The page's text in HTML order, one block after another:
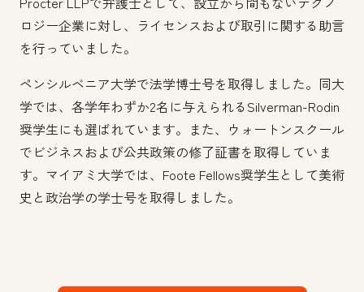
ロジー企業に対し、ライセンスおよび取引に関する助言
を行っていました。
ペンシルベニア大学で法学博士号を取得しました。同大
学では、各学年わずか2名に与えられるSilverman-Rodin
奨学生にも選ばれています。また、ウォートンスクール
でビジネスおよび公共政策の修了証書を取得していま
す。マイアミ大学では、Foote Fellows奨学生として美術
史と政治学の学士号を取得しました。